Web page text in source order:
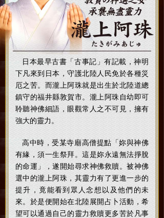
日本最早古書「古事記」有記載，神明
下凡來到日本，守護北陸人民免於各種災
厄之苦。而瀧上阿珠就是出生於北陸道總
鎮守的福井縣敦賀市。瀧上阿珠自幼即可
聆聽神佛細語，眼觀常人之不可見，擁有
強大的靈力。
高中時，受某寺廟高僧提點「妳與神佛
有緣，須一生祭拜。這是妳永遠無法掙脫
的命運」，遂開始尋求神佛救贖。被神佛
選中的瀧上阿珠，其靈力有了更進一步的
提升，竟能看到眾人念想以及他們的未
來。於是便開始在北陸展開占卜活動，希
望可以通過自己的靈力救贖更多苦於凡事